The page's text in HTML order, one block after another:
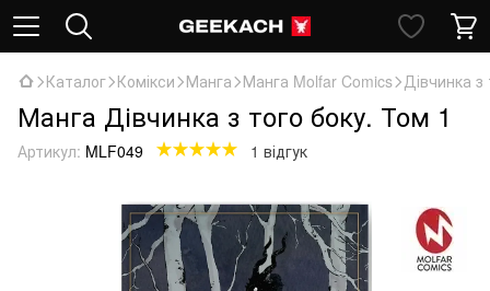
Каталог Комікси Манга Манга Molfar Comics Дівчинка
Манга Дівчинка з того боку. Том 1
Артикул: MLF049 1 відгук